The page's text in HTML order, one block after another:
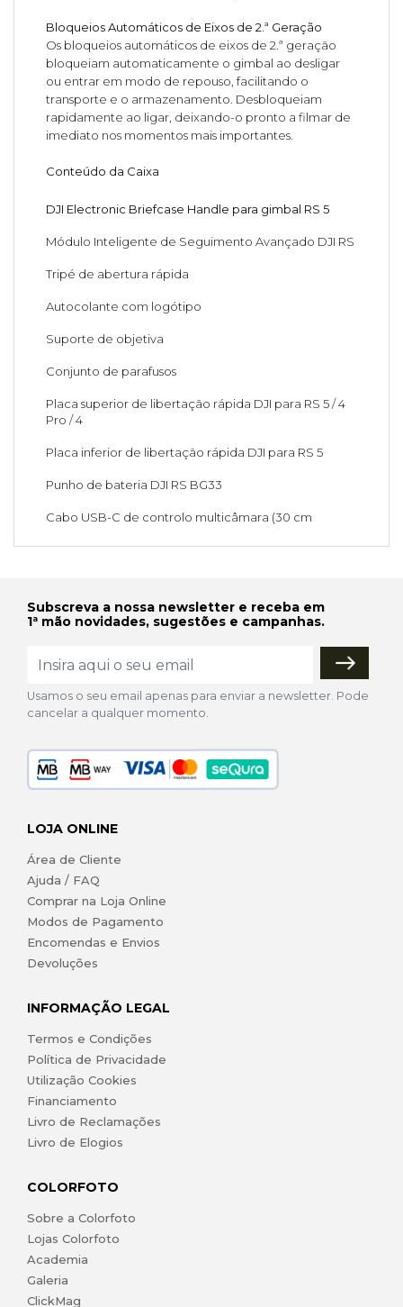
Bloqueios Automáticos de Eixos de 2.ª Geração
Os bloqueios automáticos de eixos de 2.ª geração
bloqueiam automaticamente o gimbal ao desligar
ou entrar em modo de repouso, facilitando o
transporte e o armazenamento. Desbloqueiam
rapidamente ao ligar, deixando-o pronto a filmar de
imediato nos momentos mais importantes.
Conteúdo da Caixa
DJI Electronic Briefcase Handle para gimbal RS 5
Módulo Inteligente de Seguimento Avançado DJI RS
Tripé de abertura rápida
Autocolante com logótipo
Suporte de objetiva
Conjunto de parafusos
Placa superior de libertação rápida DJI para RS 5 / 4
Pro / 4
Placa inferior de libertação rápida DJI para RS 5
Punho de bateria DJI RS BG33
Cabo USB-C de controlo multicâmara (30 cm
Subscreva a nossa newsletter e receba em
1ª mão novidades, sugestões e campanhas.
Usamos o seu email apenas para enviar a newsletter. Pode
cancelar a qualquer momento.
LOJA ONLINE
Área de Cliente
Ajuda / FAQ
Comprar na Loja Online
Modos de Pagamento
Encomendas e Envios
Devoluções
INFORMAÇÃO LEGAL
Termos e Condições
Política de Privacidade
Utilização Cookies
Financiamento
Livro de Reclamações
Livro de Elogios
COLORFOTO
Sobre a Colorfoto
Lojas Colorfoto
Academia
Galeria
ClickMag